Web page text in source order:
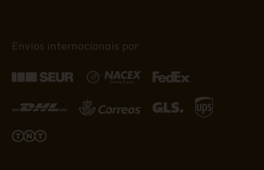
Envios internacionais por